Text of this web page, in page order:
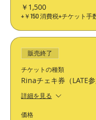
￥1,500
+￥150 消費税+チケット手
販売終了
チケットの種類
Rinaチェキ券（LATE参
詳細を見る
価格